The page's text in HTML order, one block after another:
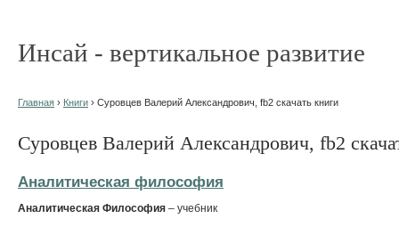
Инсай - вертикальное развитие
Главная › Книги › Суровцев Валерий Александрович, fb2 скачать книги
Суровцев Валерий Александрович, fb2
Аналитическая философия
Аналитическая Философия – учебник